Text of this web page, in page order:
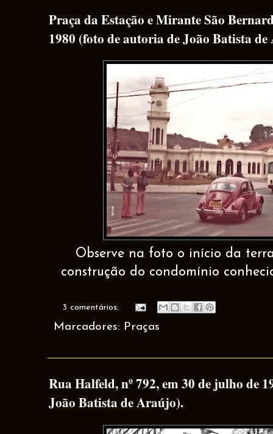
Praça da Estação e Mirante São
1980 (foto de autoria de João Batista
Observe na foto o início da
construção do condomínio
3 comentários:
Marcadores: Praças
Rua Halfeld, nº 792, em 30 de julho de
João Batista de Araújo).